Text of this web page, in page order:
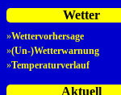
Wetter
»Wettervorhersage
»(Un-)Wetterwarnung
»Temperaturverlauf
Aktuell